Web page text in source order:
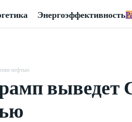
Энергоэффективность
нефтью